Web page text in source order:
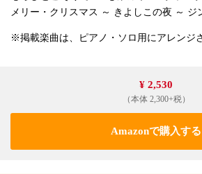
メリー・クリスマス ～ きよしこの夜 ～ ジ
※掲載楽曲は、ピアノ・ソロ用にアレンジ
¥ 2,530
（本体 2,300+税）
Amazonで購入する